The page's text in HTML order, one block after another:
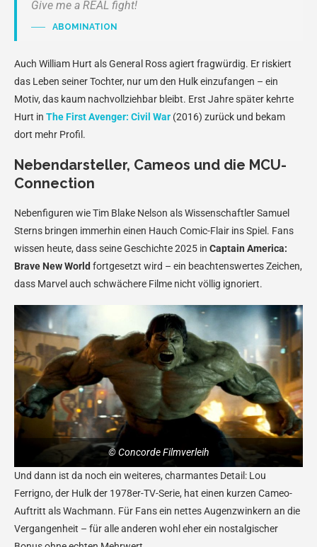
Give me a REAL fight!
ABOMINATION
Auch William Hurt als General Ross agiert fragwürdig. Er riskiert
das Leben seiner Tochter, nur um den Hulk einzufangen – ein
Motiv, das kaum nachvollziehbar bleibt. Erst Jahre später kehrte
Hurt in The First Avenger: Civil War (2016) zurück und bekam
dort mehr Profil.
Nebendarsteller, Cameos und die MCU-
Connection
Nebenfiguren wie Tim Blake Nelson als Wissenschaftler Samuel
Sterns bringen immerhin einen Hauch Comic-Flair ins Spiel. Fans
wissen heute, dass seine Geschichte 2025 in Captain America:
Brave New World fortgesetzt wird – ein beachtenswertes Zeichen,
dass Marvel auch schwächere Filme nicht völlig ignoriert.
© Concorde Filmverleih
Und dann ist da noch ein weiteres, charmantes Detail: Lou
Ferrigno, der Hulk der 1978er-TV-Serie, hat einen kurzen Cameo-
Auftritt als Wachmann. Für Fans ein nettes Augenzwinkern an die
Vergangenheit – für alle anderen wohl eher ein nostalgischer